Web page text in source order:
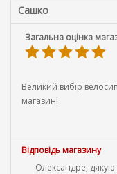
Сашко
Загальна оцінка
Великий вибір
магазин!
Відповідь магазину
Олександре, дякую